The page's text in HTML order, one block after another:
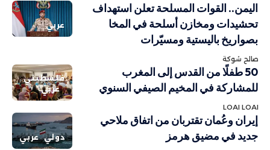
عربي
اليمن.. القوات المسلحة تعلن استهداف
تحشيدات ومخازن أسلحة في المخا
بصواريخ باليستية ومسيّرات
صالح شوكة
فلسطيني
عربي
50 طفلًا من القدس إلى المغرب
للمشاركة في المخيم الصيفي السنوي
LOAI LOAI
دولي عربي
إيران وعُمان تقتربان من اتفاق ملاحي
جديد في مضيق هرمز